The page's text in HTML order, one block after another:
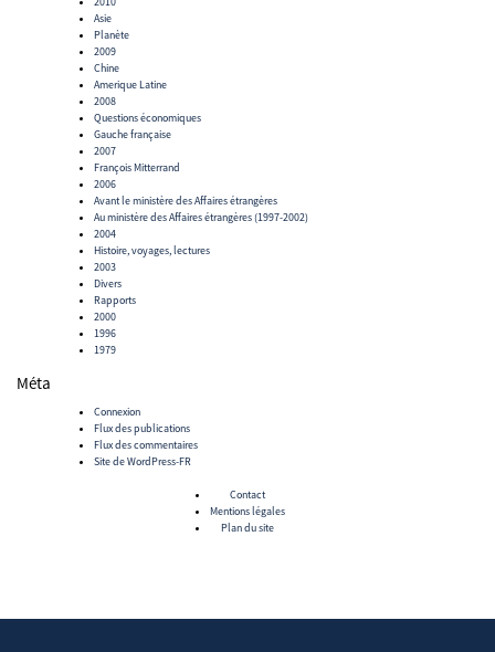
Asie
Planète
2009
Chine
Amerique Latine
2008
Questions économiques
Gauche française
2007
François Mitterrand
2006
Avant le ministère des Affaires étrangères
Au ministère des Affaires étrangères (1997-2002)
2004
Histoire, voyages, lectures
2003
Divers
Rapports
2000
1996
1979
Méta
Connexion
Flux des publications
Flux des commentaires
Site de WordPress-FR
Contact
Mentions légales
Plan du site